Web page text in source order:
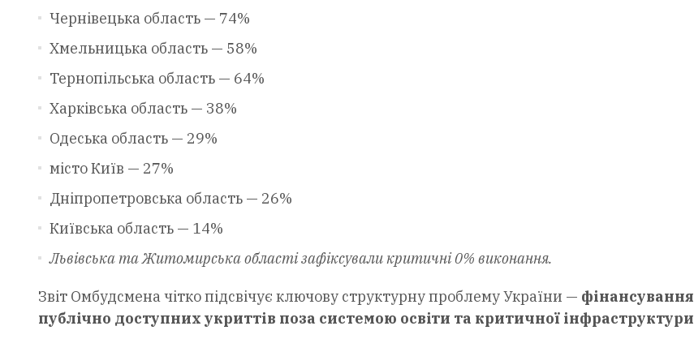
Чернівецька область — 74%
Хмельницька область — 58%
Тернопільська область — 64%
Харківська область — 38%
Одеська область — 29%
місто Київ — 27%
Дніпропетровська область — 26%
Київська область — 14%
Львівська та Житомирська області зафіксували критичні 0% виконання.
Звіт Омбудсмена чітко підсвічує ключову структурну проблему України — фінансування
публічно доступних укриттів поза системою освіти та критичної інфраструктури